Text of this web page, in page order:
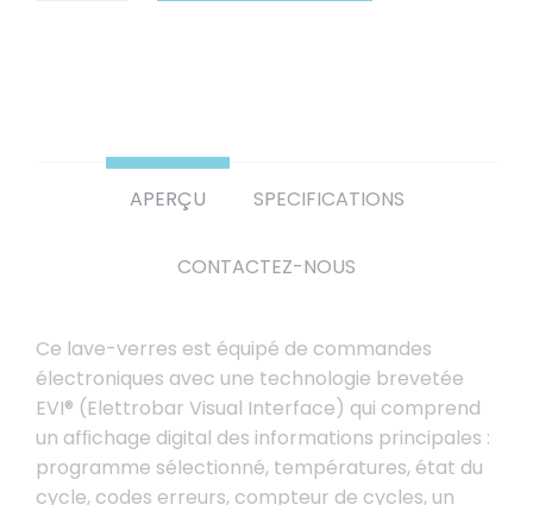
APERÇU SPECIFICATIONS
CONTACTEZ-NOUS
Ce lave-verres est équipé de commandes
électroniques avec une technologie brevetée
EVI® (Elettrobar Visual Interface) qui comprend
un afﬁchage digital des informations principales :
programme sélectionné, températures, état du
cycle, codes erreurs, compteur de cycles, un